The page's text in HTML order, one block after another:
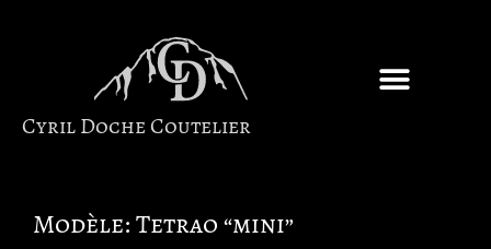
Cyril Doche Coutelier
Modèle: Tetrao “mini”